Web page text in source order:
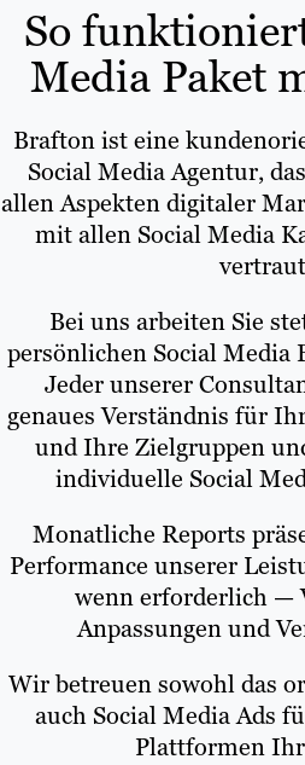
So
Media Paket
Brafton ist eine
Social Media Agentur,
allen Aspekten digitaler
mit allen Social Media
Bei uns arbeiten Sie
persönlichen Social Media
Jeder unserer
genaues Verständnis für
und Ihre Zielgruppen
individuelle Social
Monatliche Reports
Performance unserer
wenn erforderlich —
Anpassungen und
Wir betreuen sowohl das
auch Social Media Ads
Plattformen